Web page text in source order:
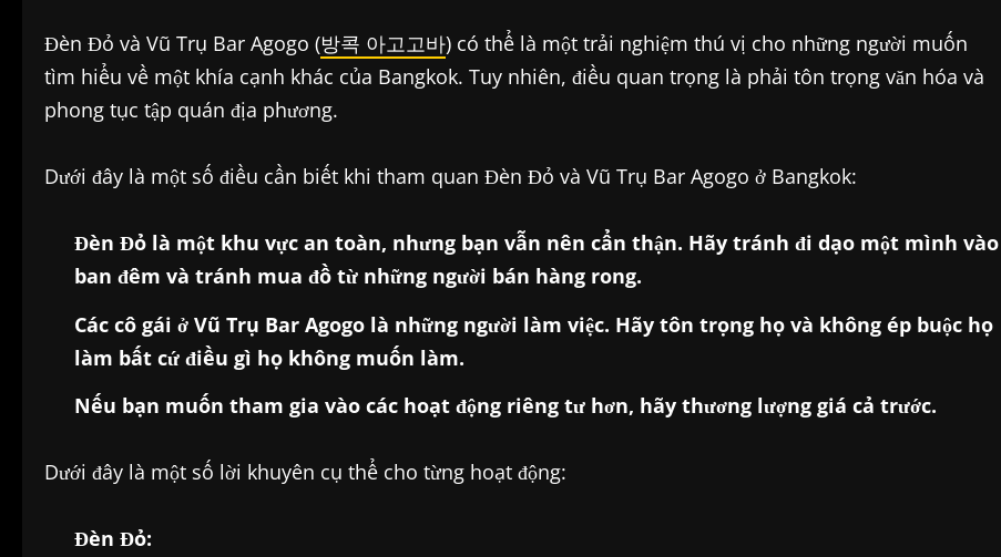
Đèn Đỏ và Vũ Trụ Bar Agogo (방콕 아고고바) có thể là một trải nghiệm thú vị cho những người muốn
tìm hiểu về một khía cạnh khác của Bangkok. Tuy nhiên, điều quan trọng là phải tôn trọng văn hóa và
phong tục tập quán địa phương.
Dưới đây là một số điều cần biết khi tham quan Đèn Đỏ và Vũ Trụ Bar Agogo ở Bangkok:
Đèn Đỏ là một khu vực an toàn, nhưng bạn vẫn nên cẩn thận. Hãy tránh đi dạo một mình vào
ban đêm và tránh mua đồ từ những người bán hàng rong.
Các cô gái ở Vũ Trụ Bar Agogo là những người làm việc. Hãy tôn trọng họ và không ép buộc họ
làm bất cứ điều gì họ không muốn làm.
Nếu bạn muốn tham gia vào các hoạt động riêng tư hơn, hãy thương lượng giá cả trước.
Dưới đây là một số lời khuyên cụ thể cho từng hoạt động:
Đèn Đỏ: